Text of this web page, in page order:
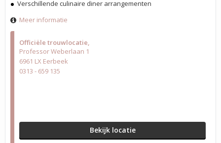
Officiële trouwlocatie
Professor Weberlaan 1
6961 LX Eerbeek
0313 - 659 135
Bekijk locatie
Verschillende culinaire diner arrangementen
Meer informatie